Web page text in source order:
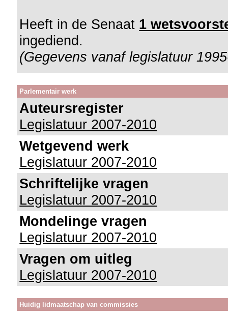
Heeft in de Senaat 1
ingediend.
(Gegevens vanaf legislatuur
Parlementair werk
Auteursregister
Legislatuur 2007-2010
Wetgevend werk
Legislatuur 2007-2010
Schriftelijke vragen
Legislatuur 2007-2010
Mondelinge vragen
Legislatuur 2007-2010
Vragen om uitleg
Legislatuur 2007-2010
Huidig lidmaatschap van commissies